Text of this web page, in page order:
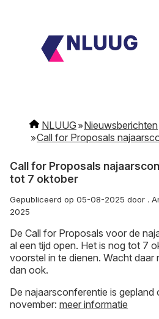
NLUUG
Nieuwsberichten
Call for Proposals
Call for Proposals
tot 7 oktober
Gepubliceerd op 05-08-2025 door .
2025
De Call for Proposals voor de
al een tijd open. Het is nog tot 7
voorstel in te dienen. Wacht daar
dan ook.
De najaarsconferentie is gepland
november: meer informatie